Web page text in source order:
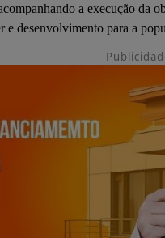
a execução da
e desenvolvimento para a